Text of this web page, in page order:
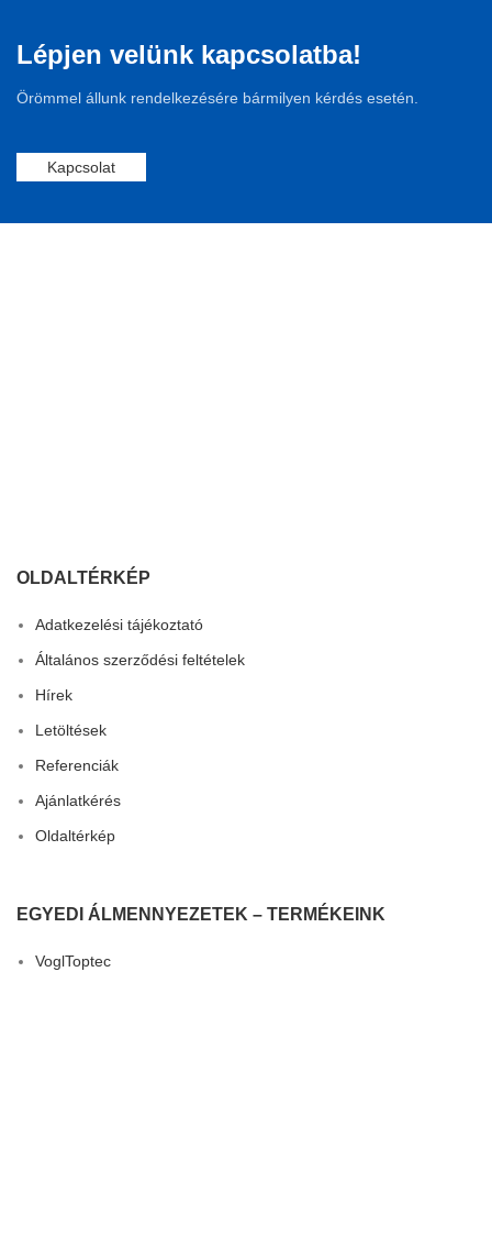
Lépjen velünk kapcsolatba!
Örömmel állunk rendelkezésére bármilyen kérdés esetén.
Kapcsolat
OLDALTÉRKÉP
Adatkezelési tájékoztató
Általános szerződési feltételek
Hírek
Letöltések
Referenciák
Ajánlatkérés
Oldaltérkép
EGYEDI ÁLMENNYEZETEK – TERMÉKEINK
VoglToptec